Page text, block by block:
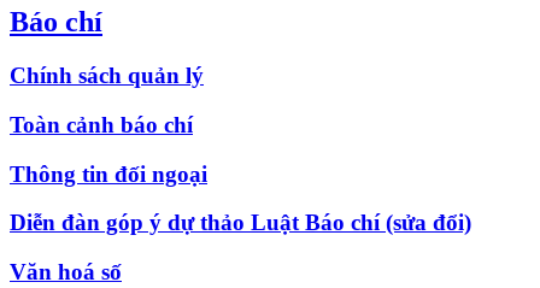
Báo chí
Chính sách quản lý
Toàn cảnh báo chí
Thông tin đối ngoại
Diễn đàn góp ý dự thảo Luật Báo chí (sửa đổi)
Văn hoá số